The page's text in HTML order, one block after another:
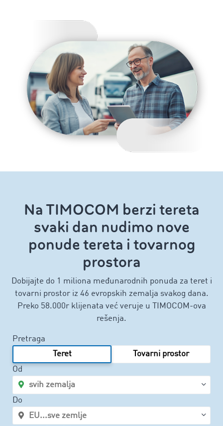
Na TIMOCOM berzi tereta
svaki dan nudimo nove
ponude tereta i tovarnog
prostora
Dobijajte do 1 miliona međunarodnih ponuda za teret i
tovarni prostor iz 46 evropskih zemalja svakog dana.
Preko 58.000r klijenata već veruje u TIMOCOM-ova
rešenja.
Pretraga
Teret
Tovarni prostor
Od
Do